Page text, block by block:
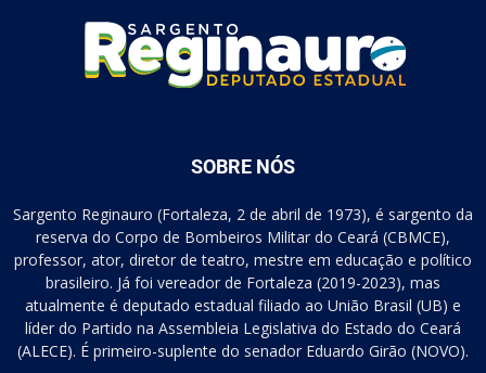
SOBRE NÓS
Sargento Reginauro (Fortaleza, 2 de abril de 1973), é sargento da
reserva do Corpo de Bombeiros Militar do Ceará (CBMCE),
professor, ator, diretor de teatro, mestre em educação e político
brasileiro. Já foi vereador de Fortaleza (2019-2023), mas
atualmente é deputado estadual filiado ao União Brasil (UB) e
líder do Partido na Assembleia Legislativa do Estado do Ceará
(ALECE). É primeiro-suplente do senador Eduardo Girão (NOVO).